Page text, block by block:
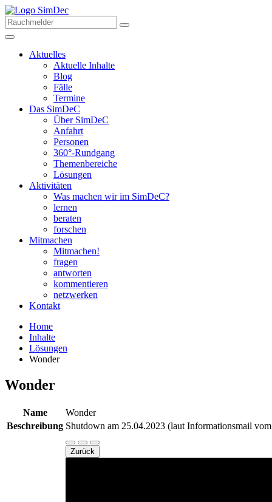
Aktuelles
Aktuelle Inhalte
Blog
Fälle
Termine
Das SimDeC
Über SimDeC
Anfahrt
Personen
360°-Rundgang
Themenbereiche
Lösungen
Aktivitäten
Was machen wir im SimDeC?
lernen
beraten
forschen
Mitmachen
Mitmachen!
fragen
antworten
kommentieren
netzwerken
Kontakt
Home
Inhalte
Lösungen
Wonder
Wonder
Name
Wonder
Beschreibung Shutdown am 25.04.2023 (laut Informationsmail
Zurück